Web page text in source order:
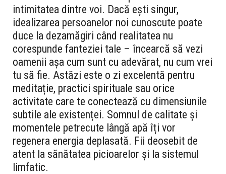
intimitatea dintre voi. Dacă ești singur,
idealizarea persoanelor noi cunoscute poate
duce la dezamăgiri când realitatea nu
corespunde fanteziei tale – încearcă să vezi
oamenii așa cum sunt cu adevărat, nu cum vrei
tu să fie. Astăzi este o zi excelentă pentru
meditație, practici spirituale sau orice
activitate care te conectează cu dimensiunile
subtile ale existenței. Somnul de calitate și
momentele petrecute lângă apă îți vor
regenera energia deplasată. Fii deosebit de
atent la sănătatea picioarelor și la sistemul
limfatic.